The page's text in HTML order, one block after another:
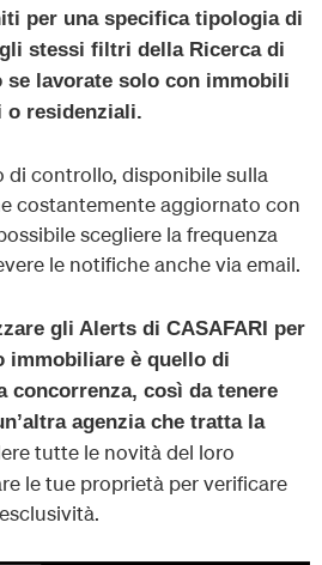
per una specifica tipologia di
stessi filtri della Ricerca di
se lavorate solo con immobili
o residenziali.
di controllo, disponibile sulla
costantemente aggiornato con
scegliere la frequenza
le notifiche anche via email.
gli Alerts di CASAFARI per
immobiliare è quello di
concorrenza, così da tenere
agenzia che tratta la
tutte le novità del loro
le tue proprietà per verificare